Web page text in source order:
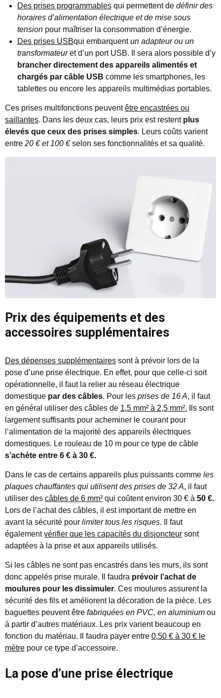
Des prises programmables qui permettent de définir des
horaires d’alimentation électrique et de mise sous
tension pour maîtriser la consommation d’énergie.
Des prises USBqui embarquentun adapteur ou un
transformateuret d’un port USB. Il sera alors possible d’y
brancher directement des appareils alimentés et
chargés par câble USB comme les smartphones, les
tablettes ou encore les appareils multimédias portables.
Ces prises multifonctions peuventêtre encastrées ou
saillantes. Dans les deux cas, leurs prix est restent plus
élevés que ceux des prises simples. Leurs coûts varient
entre 20 € et 100 €selon ses fonctionnalités et sa qualité.
Prix des équipements et des
accessoires supplémentaires
Des dépenses supplémentaires sont à prévoir lors de la
pose d’une prise électrique. En effet, pour que celle-ci soit
opérationnelle, il faut la relier au réseau électrique
domestique par des câbles. Pour les prises de 16 A, il faut
en général utiliser des câbles de 1,5 mm² à 2,5 mm². Ils sont
largement suffisants pour acheminer le courant pour
l’alimentation de la majorité des appareils électriques
domestiques. Le rouleau de 10 m pour ce type de câble
s’achète entre 6 € à 30 €.
Dans le cas de certains appareils plus puissants comme les
plaques chauffantes qui utilisent des prises de 32 A, il faut
utiliser des câbles de 6 mm² qui coûtent environ 30 € à 50 €.
Lors de l’achat des câbles, il est important de mettre en
avant la sécurité pour limiter tous les risques. Il faut
égalementvérifier que les capacités du disjoncteur sont
adaptées à la prise et aux appareils utilisés.
Si les câbles ne sont pas encastrés dans les murs, ils sont
donc appelés prise murale. Il faudra prévoir l’achat de
moulures pour les dissimuler. Ces moulures assurent la
sécurité des fils et améliorent la décoration de la pièce. Les
baguettes peuvent être fabriquées en PVC, en aluminium ou
à partir d’autres matériaux. Les prix varient beaucoup en
fonction du matériau. Il faudra payer entre 0,50 € à 30 € le
mètre pour ce type d’accessoire.
La pose d’une prise électrique